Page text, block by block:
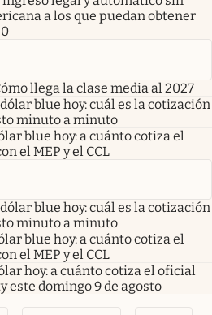
a los que puedan obtener
llega la clase media al 2027
blue hoy: cuál es la cotización
minuto a minuto
blue hoy: a cuánto cotiza el
el MEP y el CCL
blue hoy: cuál es la cotización
minuto a minuto
blue hoy: a cuánto cotiza el
el MEP y el CCL
hoy: a cuánto cotiza el oficial
este domingo 9 de agosto